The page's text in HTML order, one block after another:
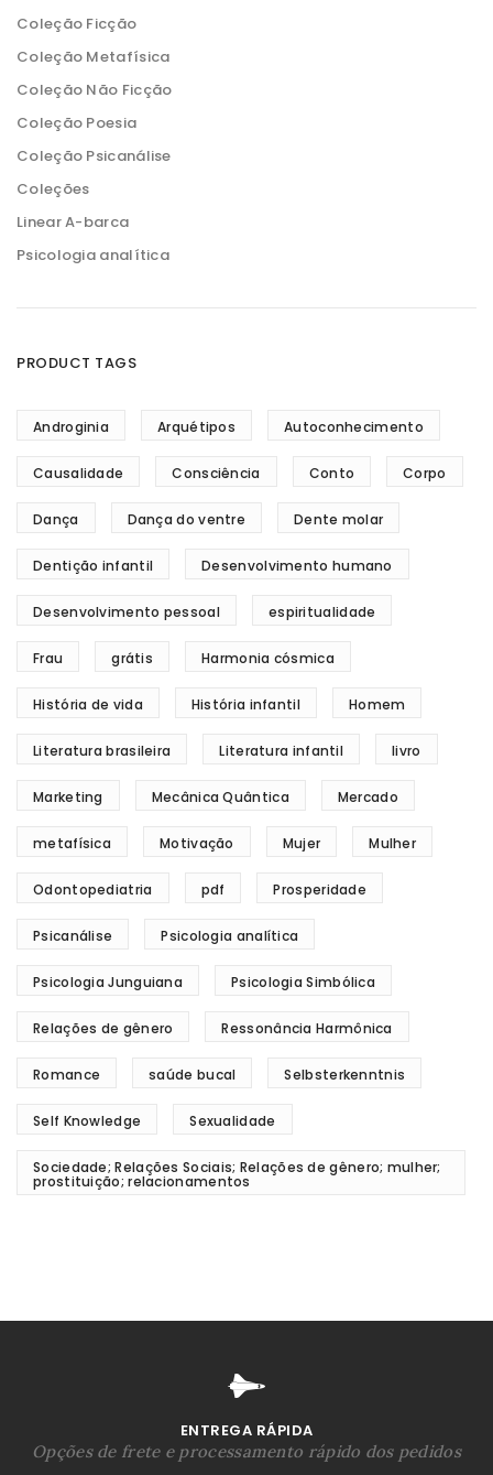
Coleção Ficção
Coleção Metafísica
Coleção Não Ficção
Coleção Poesia
Coleção Psicanálise
Coleções
Linear A-barca
Psicologia analítica
PRODUCT TAGS
Androginia Arquétipos Autoconhecimento
Causalidade Consciência Conto Corpo
Dança Dança do ventre Dente molar
Dentição infantil Desenvolvimento humano
Desenvolvimento pessoal espiritualidade
Frau grátis Harmonia cósmica
História de vida História infantil Homem
Literatura brasileira Literatura infantil livro
Marketing Mecânica Quântica Mercado
metafísica Motivação Mujer Mulher
Odontopediatria pdf Prosperidade
Psicanálise Psicologia analítica
Psicologia Junguiana Psicologia Simbólica
Relações de gênero Ressonância Harmônica
Romance saúde bucal Selbsterkenntnis
Self Knowledge Sexualidade
Sociedade; Relações Sociais; Relações de gênero; mulher;
prostituição; relacionamentos
ENTREGA RÁPIDA
Opções de frete e processamento rápido dos pedidos